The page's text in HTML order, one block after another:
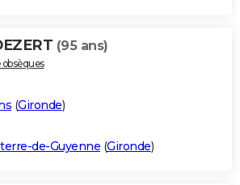
(95 ans)
(Gironde)
de-Guyenne (Gironde)